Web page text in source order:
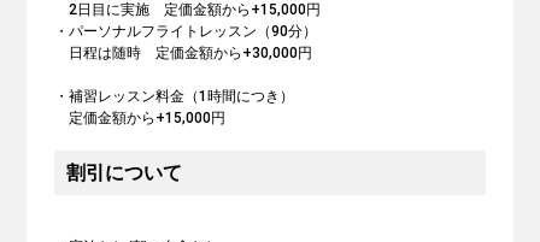
2日目に実施 定価金額から+15,000円
・パーソナルフライトレッスン（90分）
日程は随時 定価金額から+30,000円
・補習レッスン料金（1時間につき）
定価金額から+15,000円
割引について